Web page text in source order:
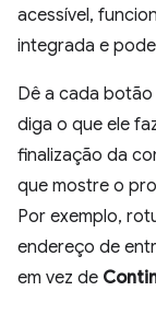
acessível,
integrada e
Dê a cada
diga o que ele
finalização da
que mostre o
Por exemplo,
endereço de
em vez de